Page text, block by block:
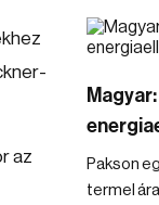
az
Pakson
termel